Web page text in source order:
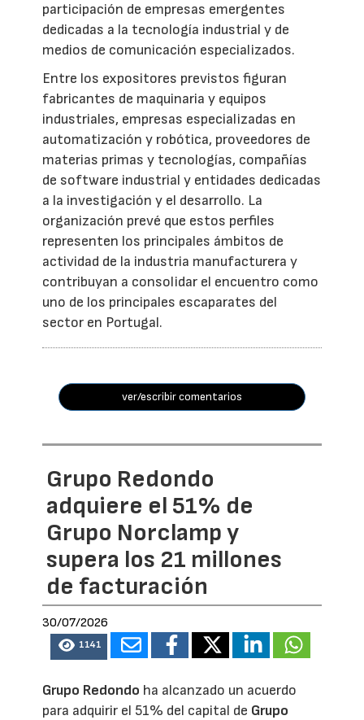
participación de empresas emergentes
dedicadas a la tecnología industrial y de
medios de comunicación especializados.
Entre los expositores previstos figuran
fabricantes de maquinaria y equipos
industriales, empresas especializadas en
automatización y robótica, proveedores de
materias primas y tecnologías, compañías
de software industrial y entidades dedicadas
a la investigación y el desarrollo. La
organización prevé que estos perfiles
representen los principales ámbitos de
actividad de la industria manufacturera y
contribuyan a consolidar el encuentro como
uno de los principales escaparates del
sector en Portugal.
ver/escribir comentarios
Grupo Redondo
adquiere el 51% de
Grupo Norclamp y
supera los 21 millones
de facturación
30/07/2026
1141
Grupo Redondo ha alcanzado un acuerdo
para adquirir el 51% del capital de Grupo